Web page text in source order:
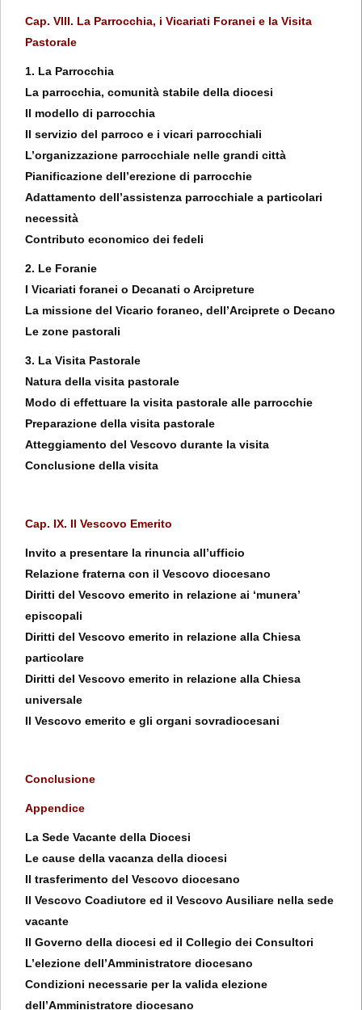
Cap. VIII. La Parrocchia, i Vicariati Foranei e la Visita
Pastorale
1. La Parrocchia
La parrocchia, comunità stabile della diocesi
Il modello di parrocchia
Il servizio del parroco e i vicari parrocchiali
L’organizzazione parrocchiale nelle grandi città
Pianificazione dell’erezione di parrocchie
Adattamento dell’assistenza parrocchiale a particolari
necessità
Contributo economico dei fedeli
2. Le Foranie
I Vicariati foranei o Decanati o Arcipreture
La missione del Vicario foraneo, dell’Arciprete o Decano
Le zone pastorali
3. La Visita Pastorale
Natura della visita pastorale
Modo di effettuare la visita pastorale alle parrocchie
Preparazione della visita pastorale
Atteggiamento del Vescovo durante la visita
Conclusione della visita
Cap. IX. Il Vescovo Emerito
Invito a presentare la rinuncia all’ufficio
Relazione fraterna con il Vescovo diocesano
Diritti del Vescovo emerito in relazione ai ‘munera’
episcopali
Diritti del Vescovo emerito in relazione alla Chiesa
particolare
Diritti del Vescovo emerito in relazione alla Chiesa
universale
Il Vescovo emerito e gli organi sovradiocesani
Conclusione
Appendice
La Sede Vacante della Diocesi
Le cause della vacanza della diocesi
Il trasferimento del Vescovo diocesano
Il Vescovo Coadiutore ed il Vescovo Ausiliare nella sede
vacante
Il Governo della diocesi ed il Collegio dei Consultori
L’elezione dell’Amministratore diocesano
Condizioni necessarie per la valida elezione
dell’Amministratore diocesano